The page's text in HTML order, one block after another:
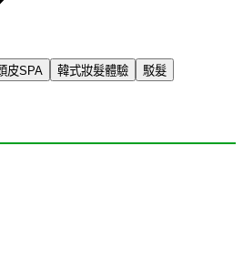
皮SPA 韓式妝髮體驗
駁髮